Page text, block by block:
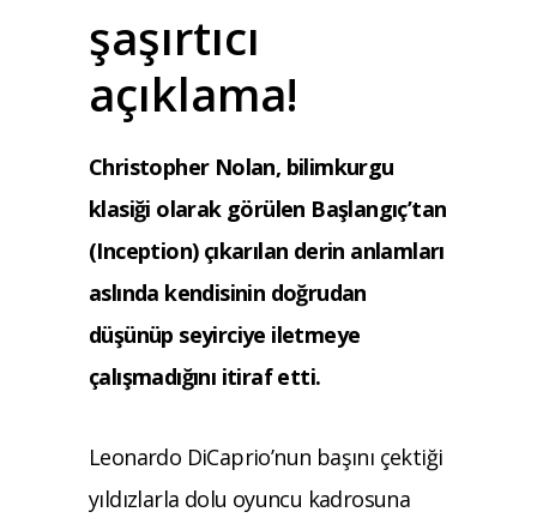
şaşırtıcı
açıklama!
Christopher Nolan, bilimkurgu
klasiği olarak görülen Başlangıç’tan
(Inception) çıkarılan derin anlamları
aslında kendisinin doğrudan
düşünüp seyirciye iletmeye
çalışmadığını itiraf etti.
Leonardo DiCaprio’nun başını çektiği
yıldızlarla dolu oyuncu kadrosuna